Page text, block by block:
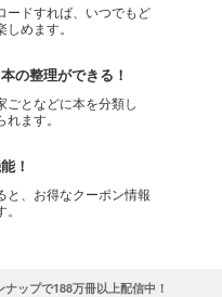
ードすれば、いつでもど
めます。
の整理ができる！
ごとなどに本を分類し
ます。
！
と、お得なクーポン情報
ップで188万冊以上配信中！